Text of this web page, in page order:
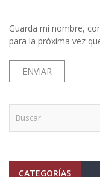
Guarda mi nombre,
para la próxima vez
CATEGORÍAS